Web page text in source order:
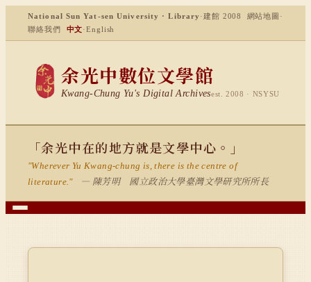
National Sun Yat-sen University · Library ·建館 2008 網站地圖 ·
聯絡我們
中文·English
余光中數位文學館
Kwang-Chung Yu's Digital Archivesest. 2008 · NSYSU
「余光中在的地方就是文學中心。」
"Wherever Yu Kwang-chung is, there is the centre of
literature."
— 陳芳明 國立政治大學臺灣文學研究所所長